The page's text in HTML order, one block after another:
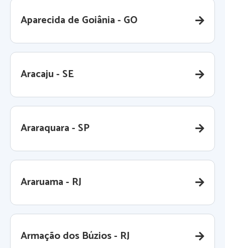
Aparecida de Goiânia - GO
Aracaju - SE
Araraquara - SP
Araruama - RJ
Armação dos Búzios - RJ